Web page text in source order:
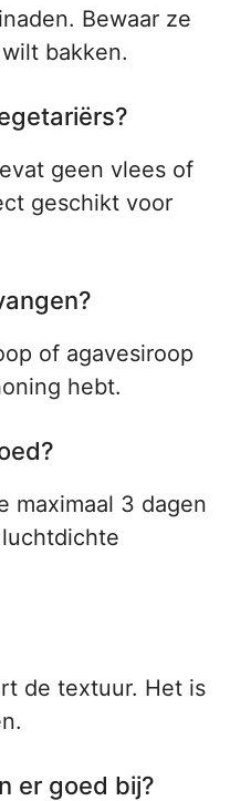
Bewaar ze
bakken.
geen vlees of
geschikt voor
of agavesiroop
hebt.
maximaal 3 dagen
de textuur. Het is
er goed bij?